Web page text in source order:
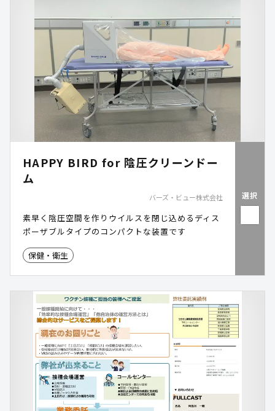
HAPPY BIRD for 陰圧クリーンドー
ム
バーズ・ビュー株式会社
素早く陰圧空間を作りウイルスを閉じ込めるディス
ポーザブルタイプのコンパクトな装置です
保健・衛生
選択